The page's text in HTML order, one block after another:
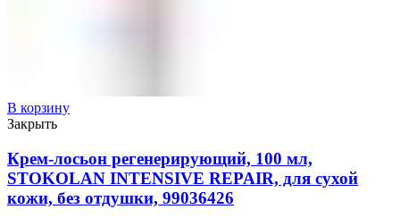
В корзину
Закрыть
Крем-лосьон регенерирующий, 100 мл,
STOKOLAN INTENSIVE REPAIR, для сухой
кожи, без отдушки, 99036426